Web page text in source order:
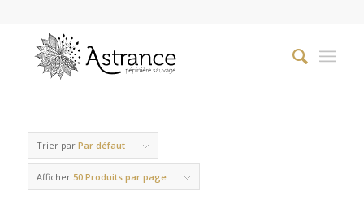
Trier par Par défaut
Afficher 50 Produits par page